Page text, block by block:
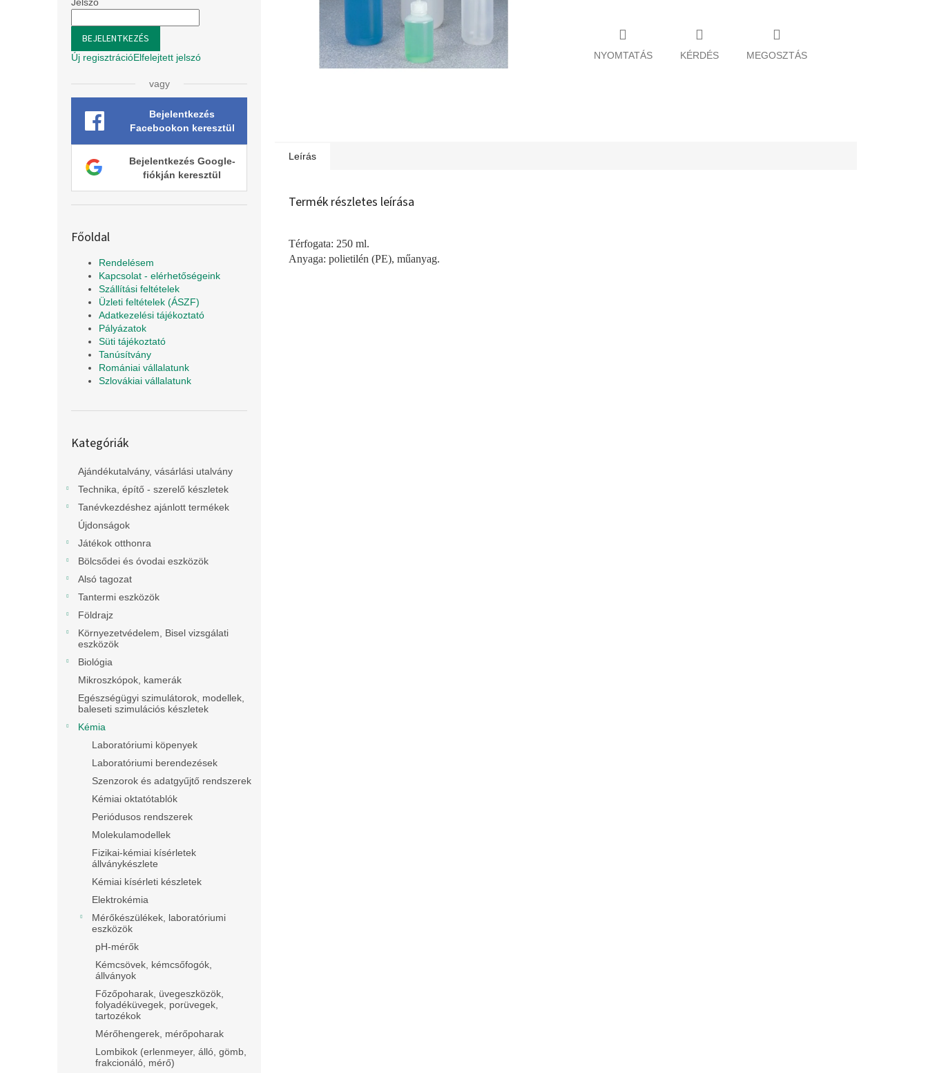
BEJELENTKEZÉS
Új regisztrációElfelejtett jelszó
vagy
Bejelentkezés
Facebookon keresztül
Bejelentkezés Google-
fiókján keresztül
Főoldal
Rendelésem
Kapcsolat - elérhetőségeink
Szállítási feltételek
Üzleti feltételek (ÁSZF)
Adatkezelési tájékoztató
Pályázatok
Süti tájékoztató
Tanúsítvány
Romániai vállalatunk
Szlovákiai vállalatunk
átugrása
Kategóriák
Ajándékutalvány, vásárlási utalvány
Technika, építő - szerelő készletek
Tanévkezdéshez ajánlott termékek
Újdonságok
Játékok otthonra
Bölcsődei és óvodai eszközök
Alsó tagozat
Tantermi eszközök
Földrajz
Környezetvédelem, Bisel vizsgálati
eszközök
Biológia
Mikroszkópok, kamerák
Egészségügyi szimulátorok, modellek,
baleseti szimulációs készletek
Kémia
Laboratóriumi köpenyek
Laboratóriumi berendezések
Szenzorok és adatgyűjtő rendszerek
Kémiai oktatótablók
Periódusos rendszerek
Molekulamodellek
Fizikai-kémiai kísérletek
állványkészlete
Kémiai kísérleti készletek
Elektrokémia
Mérőkészülékek, laboratóriumi
eszközök
pH-mérők
Kémcsövek, kémcsőfogók,
állványok
Főzőpoharak, üvegeszközök,
folyadéküvegek, porüvegek,
tartozékok
Mérőhengerek, mérőpoharak
Lombikok (erlenmeyer, álló, gömb,
frakcionáló, mérő)
NYOMTATÁS KÉRDÉS MEGOSZTÁS
Leírás
Termék részletes leírása
Térfogata: 250 ml.
Anyaga: polietilén (PE), műanyag.